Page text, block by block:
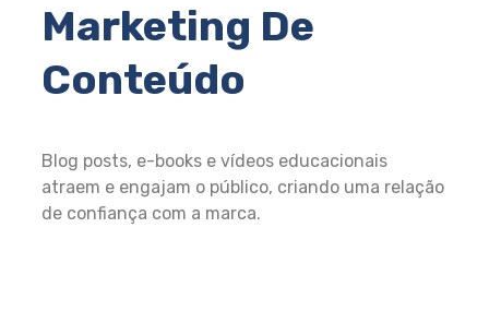
Marketing De
Conteúdo
Blog posts, e-books e vídeos educacionais
atraem e engajam o público, criando uma relação
de confiança com a marca.